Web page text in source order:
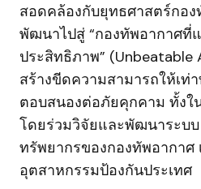
สอดคล้องกับยุทธศาสตร์กอ
พัฒนาไปสู่ “กองทัพอากาศที่
ประสิทธิภาพ” (Unbeatable
สร้างขีดความสามารถให้เท่
ตอบสนองต่อภัยคุกคาม ทั้ง
โดยร่วมวิจัยและพัฒนาระบบ
ทรัพยากรของกองทัพอากาศ
อุตสาหกรรมป้องกันประเทศ